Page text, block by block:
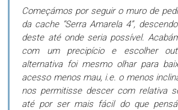
Começámos por seguir o muro de
da cache “Serra Amarela 4”,
deste até onde seria possível.
com um precipício e escolher
alternativa foi mesmo olhar para
acesso menos mau, i.e. o menos
nos permitisse descer com relativa
até por ser mais fácil do que